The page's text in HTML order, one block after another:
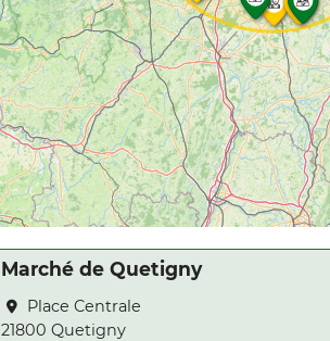
Marché de Quetigny
Place Centrale
21800 Quetigny